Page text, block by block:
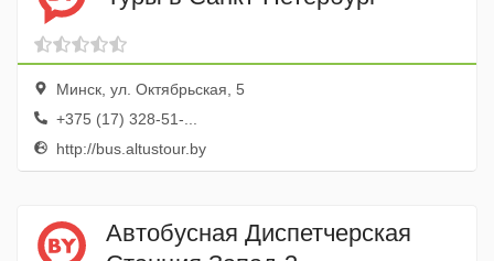
Минск, ул. Октябрьская, 5
+375 (17) 328-51-...
http://bus.altustour.by
Автобусная Диспетчерская